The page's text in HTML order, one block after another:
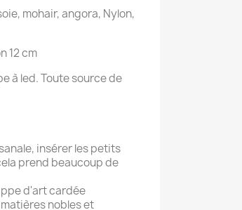
mohair, angora, Nylon,
12 cm
à led. Toute source de
insérer les petits
prend beaucoup de
d'art cardée
nobles et